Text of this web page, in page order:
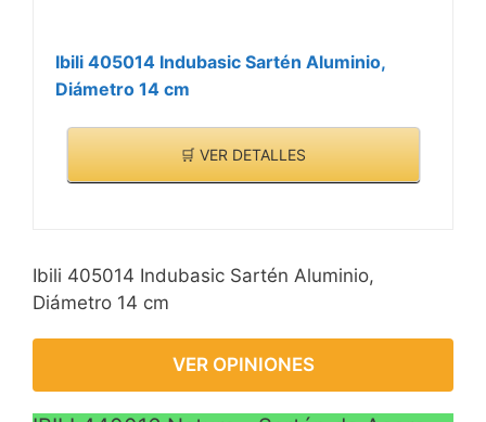
Ibili 405014 Indubasic Sartén Aluminio,
Diámetro 14 cm
🛒 VER DETALLES
Ibili 405014 Indubasic Sartén Aluminio,
Diámetro 14 cm
VER OPINIONES